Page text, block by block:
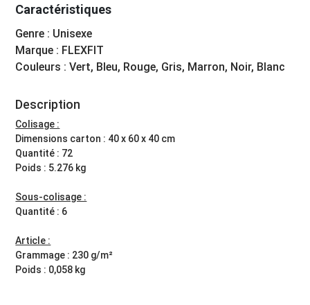
Caractéristiques
Genre : Unisexe
Marque : FLEXFIT
Couleurs : Vert, Bleu, Rouge, Gris, Marron, Noir, Blanc
Description
Colisage :
Dimensions carton : 40 x 60 x 40 cm
Quantité : 72
Poids : 5.276 kg
Sous-colisage :
Quantité : 6
Article :
Grammage : 230 g/m²
Poids : 0,058 kg